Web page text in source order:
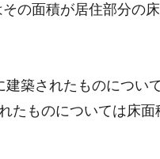
の面積が居住部分の
築されたものについ
たものについては床